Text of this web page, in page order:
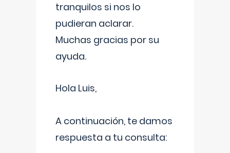
tranquilos si nos lo
pudieran aclarar.
Muchas gracias por su
ayuda.
Hola Luis,
A continuación, te damos
respuesta a tu consulta: